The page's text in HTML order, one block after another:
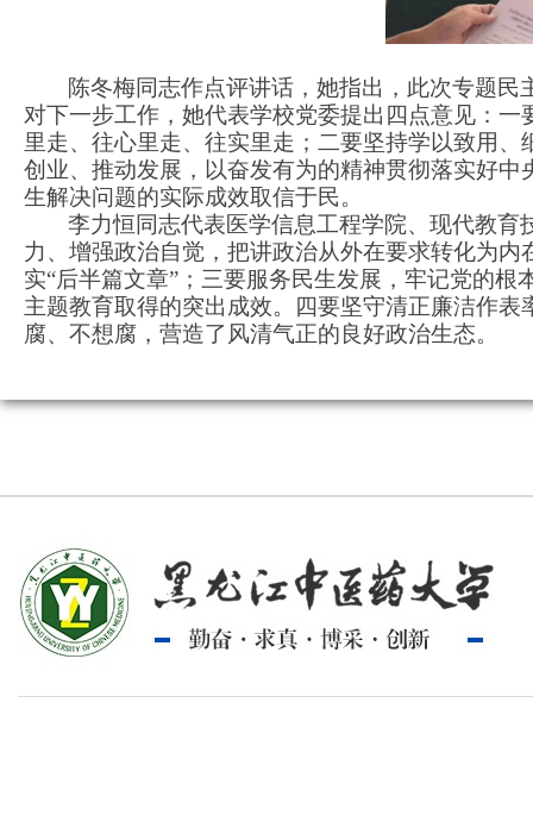
陈冬梅同志作点评讲话，她指出，此次专题
对下一步工作，她代表学校党委提出四点意见：
里走、往心里走、往实里走；二要坚持学以致用
创业、推动发展，以奋发有为的精神贯彻落实好
生解决问题的实际成效取信于民。
李力恒同志代表医学信息工程学院、现代教
力、增强政治自觉，把讲政治从外在要求转化为
实“后半篇文章”；三要服务民生发展，牢记党的
主题教育取得的突出成效。四要坚守清正廉洁作
腐、不想腐，营造了风清气正的良好政治生态。